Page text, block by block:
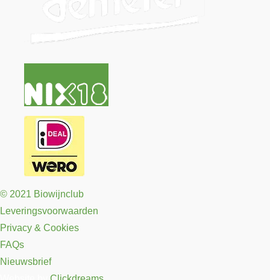
© 2021 Biowijnclub
Leveringsvoorwaarden
Privacy & Cookies
FAQs
Nieuwsbrief